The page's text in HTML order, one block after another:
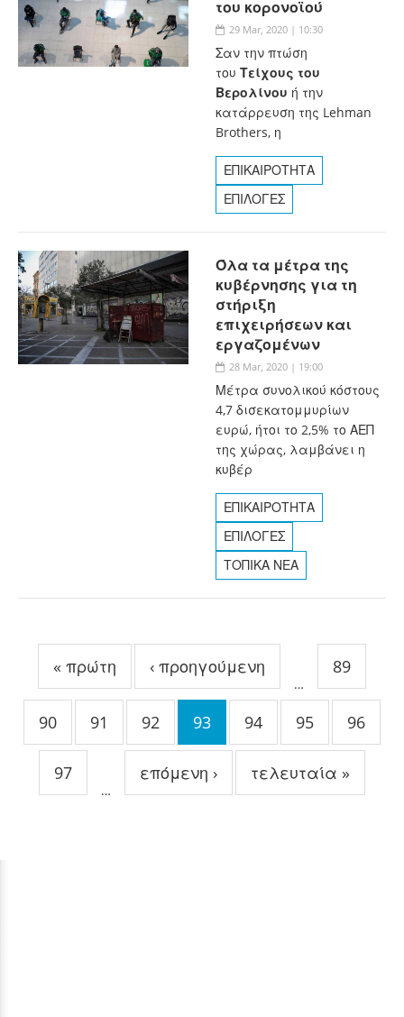
του κορονοϊού
29 Mar, 2020 | 10:30
Σαν την πτώση
του Τείχους του
Βερολίνου ή την
κατάρρευση της Lehman
Brothers, η
ΕΠΙΚΑΙΡΟΤΗΤΑ
ΕΠΙΛΟΓΕΣ
Όλα τα μέτρα της
κυβέρνησης για τη
στήριξη
επιχειρήσεων και
εργαζομένων
28 Mar, 2020 | 19:00
Μέτρα συνολικού κόστους
4,7 δισεκατομμυρίων
ευρώ, ήτοι το 2,5% το ΑΕΠ
της χώρας, λαμβάνει η
κυβέρ
ΕΠΙΚΑΙΡΟΤΗΤΑ
ΕΠΙΛΟΓΕΣ
ΤΟΠΙΚΑ ΝΕΑ
« πρώτη ‹ προηγούμενη
…
89
90 91 92 93 94 95 96
97
…
επόμενη › τελευταία »